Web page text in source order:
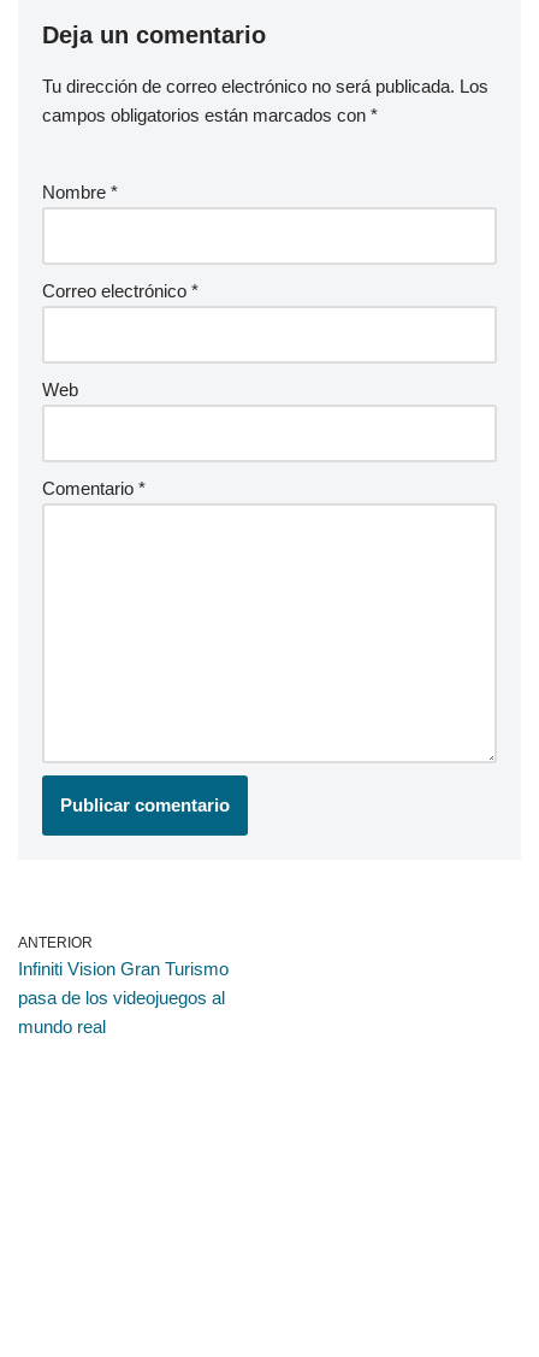
Deja un comentario
Tu dirección de correo electrónico no será publicada. Los
campos obligatorios están marcados con *
Nombre *
Correo electrónico *
Web
Comentario *
ANTERIOR
Infiniti Vision Gran Turismo
pasa de los videojuegos al
mundo real